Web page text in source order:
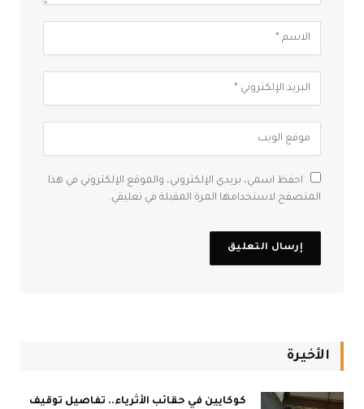
احفظ اسمي، بريدي الإلكتروني، والموقع الإلكتروني في هذا
المتصفح لاستخدامها المرة المقبلة في تعليقي.
الأخيرة
كوكايين في حقائب الأثرياء.. تفاصيل توقيف